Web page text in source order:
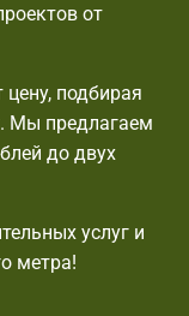
от
подбирая
Мы предлагаем
до двух
услуг и
метра!